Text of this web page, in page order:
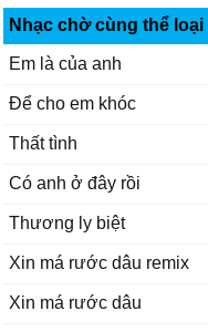
Nhạc chờ cùng thể loại
Em là của anh
Để cho em khóc
Thất tình
Có anh ở đây rồi
Thương ly biệt
Xin má rước dâu remix
Xin má rước dâu